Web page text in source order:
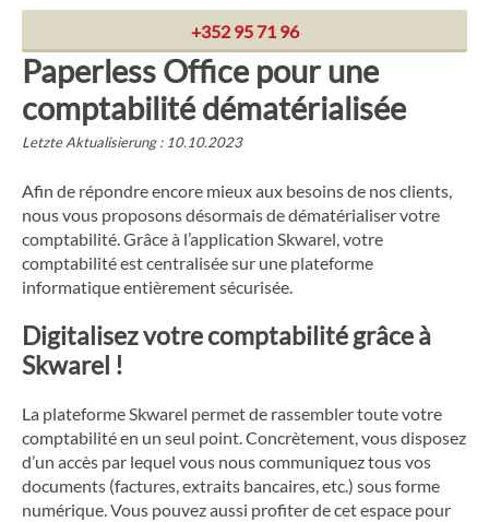
+352 95 71 96
Paperless Office pour une
comptabilité dématérialisée
Letzte Aktualisierung : 10.10.2023
Afin de répondre encore mieux aux besoins de nos clients,
nous vous proposons désormais de dématérialiser votre
comptabilité. Grâce à l’application Skwarel, votre
comptabilité est centralisée sur une plateforme
informatique entièrement sécurisée.
Digitalisez votre comptabilité grâce à
Skwarel !
La plateforme Skwarel permet de rassembler toute votre
comptabilité en un seul point. Concrètement, vous disposez
d’un accès par lequel vous nous communiquez tous vos
documents (factures, extraits bancaires, etc.) sous forme
numérique. Vous pouvez aussi profiter de cet espace pour